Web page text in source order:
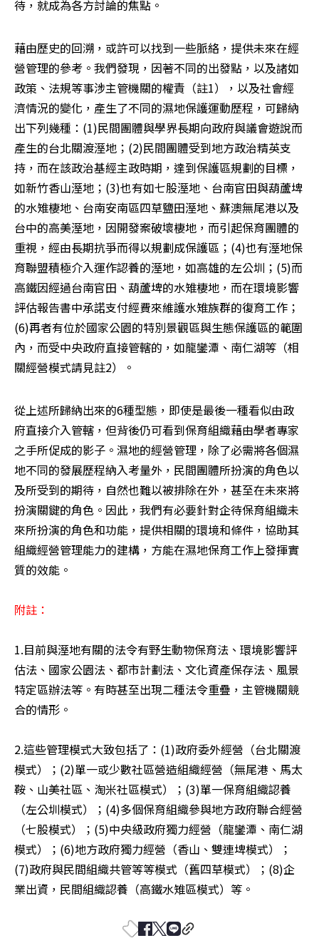
待，就成為各方討論的焦點。
藉由歷史的回溯，或許可以找到一些脈絡，提供未來在經
營管理的參考。我們發現，因著不同的出發點，以及諸如
政策、法規等事涉主管機關的權責（註1），以及社會經
濟情況的變化，產生了不同的濕地保護運動歷程，可歸納
出下列幾種：(1)民間團體與學界長期向政府與議會遊說而
產生的台北關渡溼地；(2)民間團體受到地方政治精英支
持，而在該政治基經主政時期，達到保護區規劃的目標，
如新竹香山溼地；(3)也有如七股溼地、台南官田與葫蘆埤
的水雉棲地、台南安南區四草鹽田溼地、蘇澳無尾港以及
台中的高美溼地，因開發案破壞棲地，而引起保育團體的
重視，經由長期抗爭而得以規劃成保護區；(4)也有溼地保
育聯盟積極介入運作認養的溼地，如高雄的左公圳；(5)而
高鐵因經過台南官田、葫蘆埤的水雉棲地，而在環境影響
評估報告書中承諾支付經費來維護水雉族群的復育工作；
(6)再者有位於國家公園的特別景觀區與生態保護區的範圍
內，而受中央政府直接管轄的，如龍鑾潭、南仁湖等（相
關經營模式請見註2）。
從上述所歸納出來的6種型態，即使是最後一種看似由政
府直接介入管轄，但背後仍可看到保育組織藉由學者專家
之手所促成的影子。濕地的經營管理，除了必需將各個濕
地不同的發展歷程納入考量外，民間團體所扮演的角色以
及所受到的期待，自然也難以被排除在外，甚至在未來將
扮演關鍵的角色。因此，我們有必要針對企待保育組織未
來所扮演的角色和功能，提供相關的環境和條件，協助其
組織經營管理能力的建構，方能在濕地保育工作上發揮實
質的效能。
1.目前與溼地有關的法令有野生動物保育法、環境影響評
估法、國家公園法、都市計劃法、文化資產保存法、風景
特定區辦法等。有時甚至出現二種法令重疊，主管機關競
合的情形。
2.這些管理模式大致包括了：(1)政府委外經營（台北關渡
模式）；(2)單一或少數社區營造組織經營（無尾港、馬太
鞍、山美社區、淘米社區模式）；(3)單一保育組織認養
（左公圳模式）；(4)多個保育組織參與地方政府聯合經營
（七股模式）；(5)中央級政府獨力經營（龍鑾潭、南仁湖
模式）；(6)地方政府獨力經營（香山、雙連埤模式）；
(7)政府與民間組織共管等等模式（舊四草模式）；(8)企
業出資，民間組織認養（高鐵水雉區模式）等。